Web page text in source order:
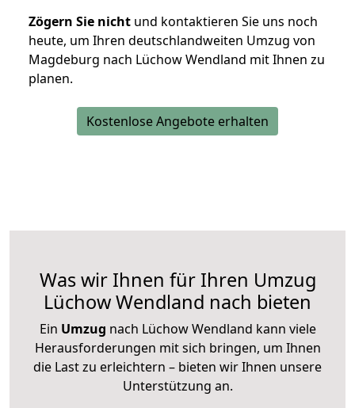
Zögern Sie nicht und kontaktieren Sie uns noch
heute, um Ihren deutschlandweiten Umzug von
Magdeburg nach Lüchow Wendland mit Ihnen zu
planen.
Kostenlose Angebote erhalten
Was wir Ihnen für Ihren Umzug
Lüchow Wendland nach bieten
Ein Umzug nach Lüchow Wendland kann viele
Herausforderungen mit sich bringen, um Ihnen
die Last zu erleichtern – bieten wir Ihnen unsere
Unterstützung an.